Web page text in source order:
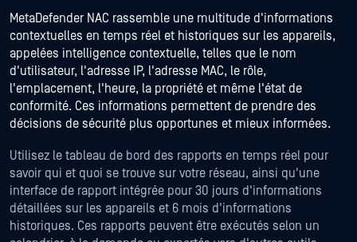
MetaDefender NAC rassemble une multitude d'informations
contextuelles en temps réel et historiques sur les appareils,
appelées intelligence contextuelle, telles que le nom
d'utilisateur, l'adresse IP, l'adresse MAC, le rôle,
l'emplacement, l'heure, la propriété et même l'état de
conformité. Ces informations permettent de prendre des
décisions de sécurité plus opportunes et mieux informées.
Utilisez le tableau de bord des rapports en temps réel pour
savoir qui et quoi se trouve sur votre réseau, ainsi qu'une
interface de rapport intégrée pour 30 jours d'informations
détaillées sur les appareils et 6 mois d'informations
historiques. Ces rapports peuvent être exécutés selon un